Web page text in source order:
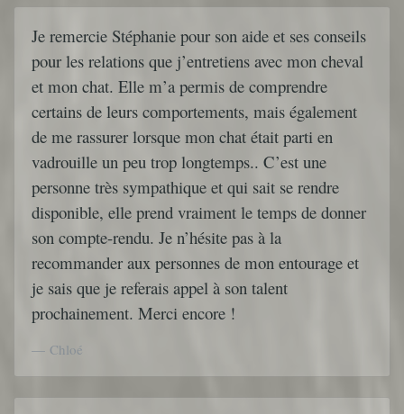
Je remercie Stéphanie pour son aide et ses conseils
pour les relations que j’entretiens avec mon cheval
et mon chat. Elle m’a permis de comprendre
certains de leurs comportements, mais également
de me rassurer lorsque mon chat était parti en
vadrouille un peu trop longtemps.. C’est une
personne très sympathique et qui sait se rendre
disponible, elle prend vraiment le temps de donner
son compte-rendu. Je n’hésite pas à la
recommander aux personnes de mon entourage et
je sais que je referais appel à son talent
prochainement. Merci encore !
Chloé